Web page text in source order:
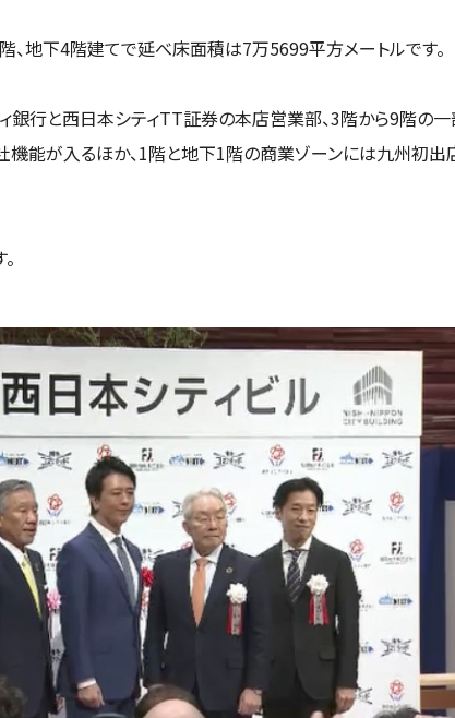
地下4階建てで延べ床面積は7万5699平方メートルです。
銀行と西日本シティTT証券の本店営業部、3階から9階の
機能が入るほか、1階と地下1階の商業ゾーンには九州初出